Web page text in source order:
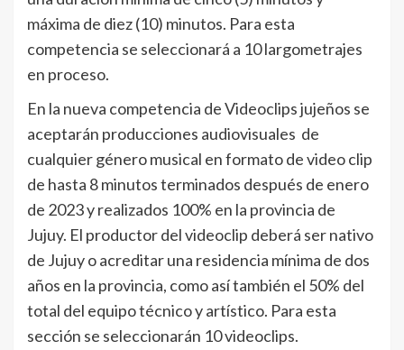
máxima de diez (10) minutos. Para esta
competencia se seleccionará a 10 largometrajes
en proceso.
En la nueva competencia de Videoclips jujeños se
aceptarán producciones audiovisuales de
cualquier género musical en formato de video clip
de hasta 8 minutos terminados después de enero
de 2023 y realizados 100% en la provincia de
Jujuy. El productor del videoclip deberá ser nativo
de Jujuy o acreditar una residencia mínima de dos
años en la provincia, como así también el 50% del
total del equipo técnico y artístico. Para esta
sección se seleccionarán 10 videoclips.